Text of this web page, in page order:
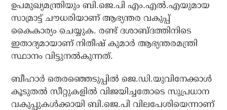
ഉപമുഖ്യമന്ത്രിയും ബി.ജെ.പി എം.എല്‍.എയുമായ
സാമ്രാട്ട് ചൗധരിയാണ് ആഭ്യന്തര വകുപ്പ്
കൈകാര്യം ചെയ്യുക. രണ്ട് ദശാബ്ദത്തിനിടെ
ഇതാദ്യമായാണ് നിതീഷ് കുമാര്‍ ആഭ്യന്തരമന്ത്രി
സ്ഥാനം വിട്ടുനല്‍കുന്നത്.
ബീഹാര്‍ തെരഞ്ഞെടുപ്പില്‍ ജെ.ഡി.യുവിനേക്കാള്‍
കൂടുതല്‍ സീറ്റുകളില്‍ വിജയിച്ചതോടെ സുപ്രധാന
വകുപ്പുകള്‍ക്കായി ബി.ജെ.പി വിലപേശിയെന്നാണ്